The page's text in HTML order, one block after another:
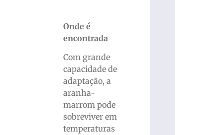
Onde é
encontrada
Com grande
capacidade de
adaptação, a
aranha-
marrom pode
sobreviver em
temperaturas